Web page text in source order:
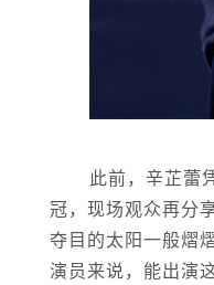
此前，辛芷蕾
冠，现场观众再分
夺目的太阳一般熠
演员来说，能出演